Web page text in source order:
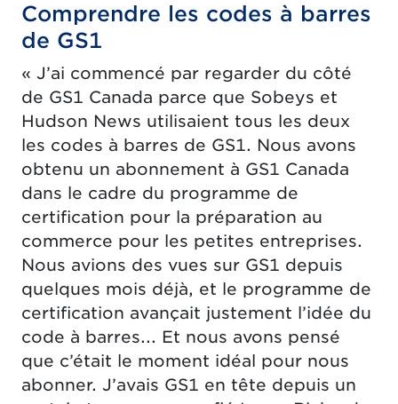
Comprendre les codes à barres
de GS1
« J’ai commencé par regarder du côté
de GS1 Canada parce que Sobeys et
Hudson News utilisaient tous les deux
les codes à barres de GS1. Nous avons
obtenu un abonnement à GS1 Canada
dans le cadre du programme de
certification pour la préparation au
commerce pour les petites entreprises.
Nous avions des vues sur GS1 depuis
quelques mois déjà, et le programme de
certification avançait justement l’idée du
code à barres... Et nous avons pensé
que c’était le moment idéal pour nous
abonner. J’avais GS1 en tête depuis un